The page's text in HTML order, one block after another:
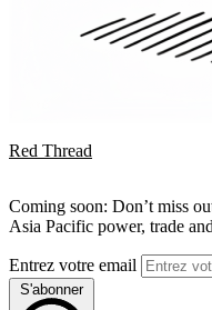
Red Thread
Coming soon: Don’t miss
Asia Pacific power, trade
Entrez votre email
S'abonner